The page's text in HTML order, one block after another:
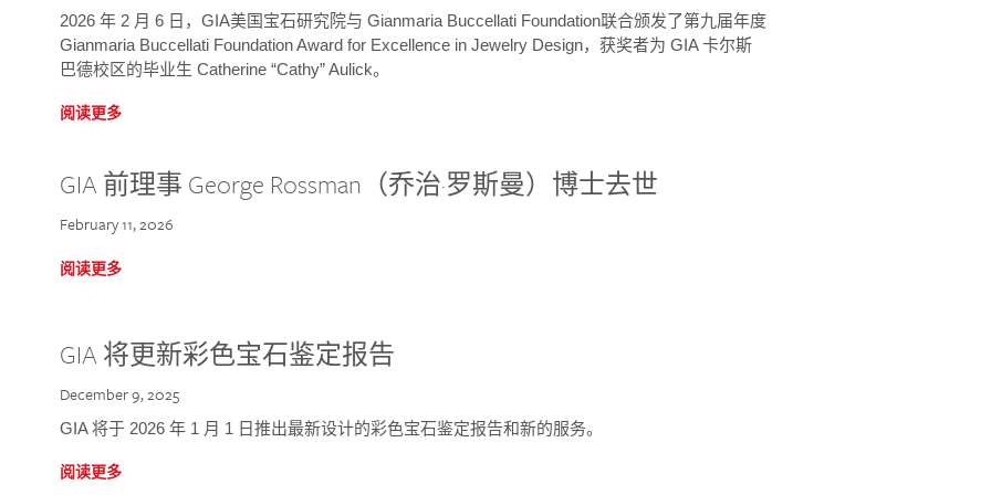
2026 年 2 月 6 日，GIA美国宝石研究院与 Gianmaria Buccellati Foundation联合颁发了第九届年度
Gianmaria Buccellati Foundation Award for Excellence in Jewelry Design，获奖者为 GIA 卡尔斯
巴德校区的毕业生 Catherine “Cathy” Aulick。
阅读更多
GIA 前理事 George Rossman（乔治·罗斯曼）博士去世
February 11, 2026
阅读更多
GIA 将更新彩色宝石鉴定报告
December 9, 2025
GIA 将于 2026 年 1 月 1 日推出最新设计的彩色宝石鉴定报告和新的服务。
阅读更多